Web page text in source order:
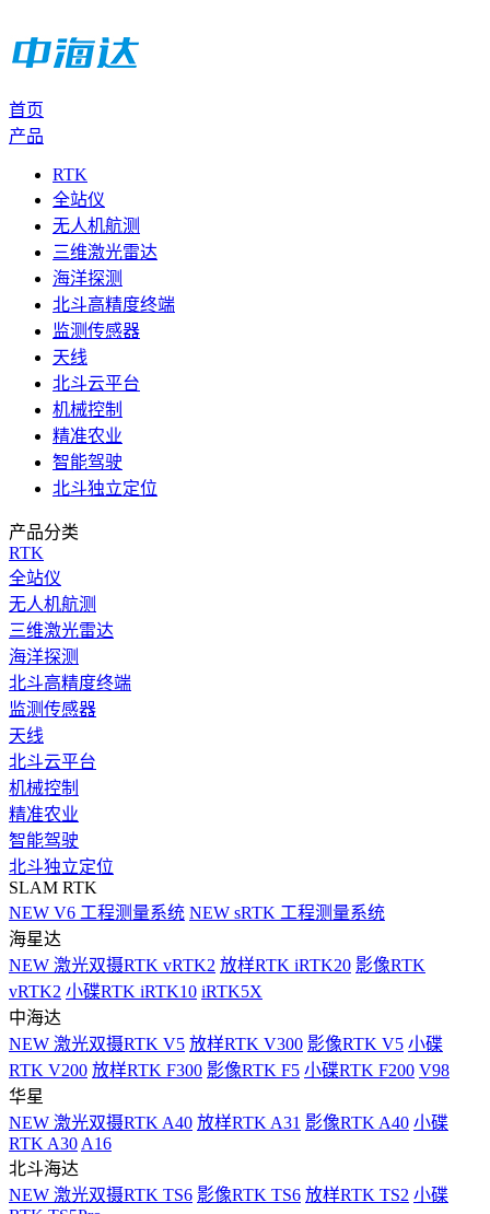
首页
产品
RTK
全站仪
无人机航测
三维激光雷达
海洋探测
北斗高精度终端
监测传感器
天线
北斗云平台
机械控制
精准农业
智能驾驶
北斗独立定位
产品分类
RTK
全站仪
无人机航测
三维激光雷达
海洋探测
北斗高精度终端
监测传感器
天线
北斗云平台
机械控制
精准农业
智能驾驶
北斗独立定位
SLAM RTK
NEW V6 工程测量系统 NEW sRTK 工程测量系统
海星达
NEW 激光双摄RTK vRTK2 放样RTK iRTK20 影像RTK
vRTK2 小碟RTK iRTK10 iRTK5X
中海达
NEW 激光双摄RTK V5 放样RTK V300 影像RTK V5 小碟
RTK V200 放样RTK F300 影像RTK F5 小碟RTK F200 V98
华星
NEW 激光双摄RTK A40 放样RTK A31 影像RTK A40 小碟
RTK A30 A16
北斗海达
NEW 激光双摄RTK TS6 影像RTK TS6 放样RTK TS2 小碟